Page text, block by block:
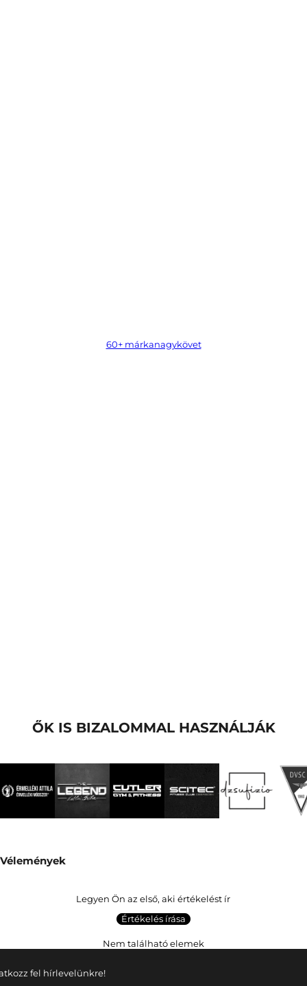
60+ márkanagykövet
ŐK IS BIZALOMMAL HASZNÁLJÁK
Vélemények
Legyen Ön az első, aki értékelést ír
Értékelés írása
Nem található elemek
fel hírlevelünkre!